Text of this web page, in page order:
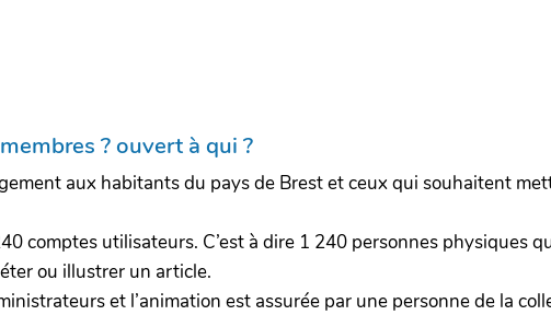
? ouvert à qui ?
aux habitants du pays de Brest et ceux qui souhaitent
comptes utilisateurs. C’est à dire 1 240 personnes physiques
ou illustrer un article.
et l’animation est assurée par une personne de la